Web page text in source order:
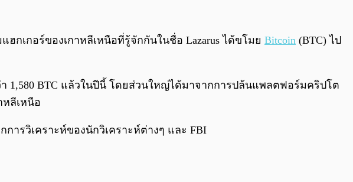
0:00 / 0:00
กเกอร์ของเกาหลีเหนือที่รู้จักกันในชื่อ Lazarus ได้ขโมย Bitcoin (BTC) ไป
1,580 BTC แล้วในปีนี้ โดยส่วนใหญ่ได้มาจากการปล้นแพลตฟอร์มคริปโต
หลีเหนือ
ารวิเคราะห์ของนักวิเคราะห์ต่างๆ และ FBI